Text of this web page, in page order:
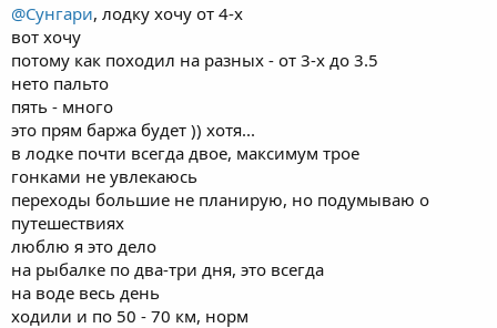
@Сунгари, лодку хочу от 4-х
вот хочу
потому как походил на разных - от 3-х до 3.5
нето пальто
пять - много
это прям баржа будет )) хотя...
в лодке почти всегда двое, максимум трое
гонками не увлекаюсь
переходы большие не планирую, но подумываю о
путешествиях
люблю я это дело
на рыбалке по два-три дня, это всегда
на воде весь день
ходили и по 50 - 70 км, норм